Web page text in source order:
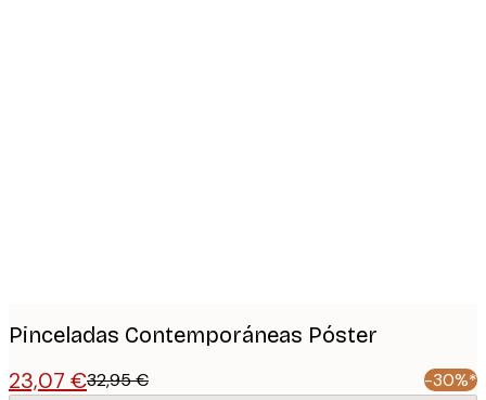
Pinceladas Contemporáneas Póster
23,07 €32,95 € -30%*